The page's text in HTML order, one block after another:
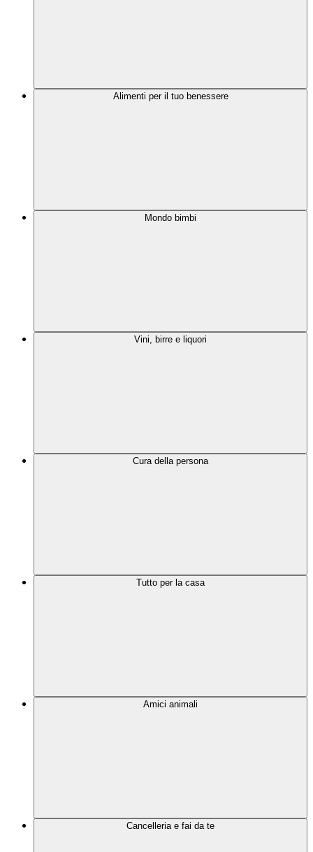
Alimenti per il tuo benessere
Mondo bimbi
Vini, birre e liquori
Cura della persona
Tutto per la casa
Amici animali
Cancelleria e fai da te